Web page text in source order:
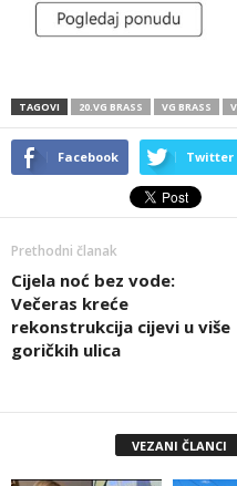
TAGOVI 20.VG BRASS VG BRASS
Facebook Twitter
Prethodni članak
Cijela noć bez vode:
Večeras kreće
rekonstrukcija cijevi u više
goričkih ulica
VEZANI ČLANCI